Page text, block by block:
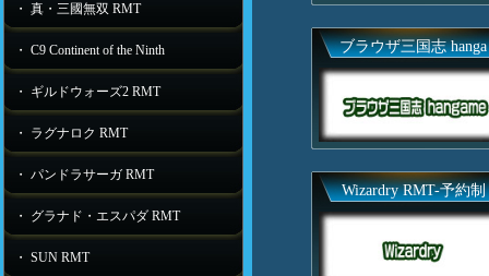
・ 真・三國無双 RMT
・ C9 Continent of the Ninth
・ ギルドウォーズ2 RMT
・ ラグナロク RMT
・ パンドラサーガ RMT
・ グラナド・エスパダ RMT
・ SUN RMT
ブラウザ三国志 hanga
Wizardry RMT-予約制